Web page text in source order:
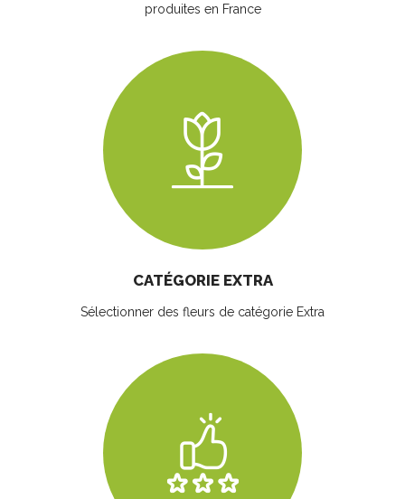
produites en France
CATÉGORIE EXTRA
Sélectionner des fleurs de catégorie Extra